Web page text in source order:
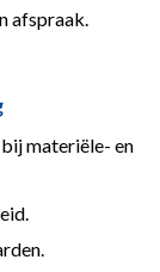
afspraak.
materiële- en